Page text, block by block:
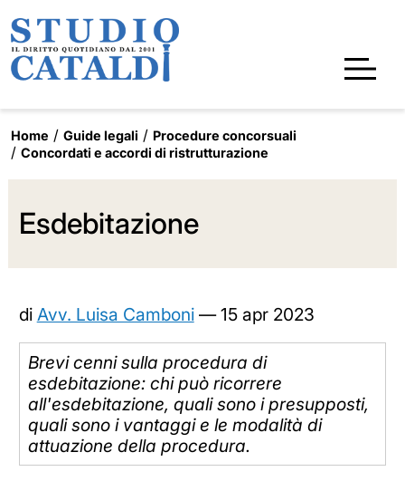
Home Guide legali
Procedure concorsuali
Concordati e accordi di ristrutturazione
Esdebitazione
di Avv. Luisa Camboni—15 apr 2023
Brevi cenni sulla procedura di
esdebitazione: chi può ricorrere
all'esdebitazione, quali sono i presupposti,
quali sono i vantaggi e le modalità di
attuazione della procedura.